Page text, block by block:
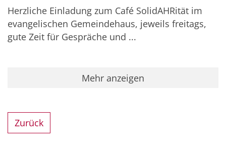
Herzliche Einladung zum Café SolidAHRität im
evangelischen Gemeindehaus, jeweils freitags,
gute Zeit für Gespräche und ...
Mehr anzeigen
Zurück